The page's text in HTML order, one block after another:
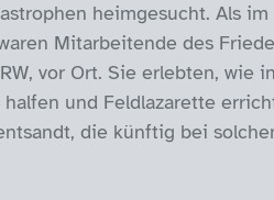
heimgesucht. Als
Mitarbeitende des
vor Ort. Sie erlebten, wie
und Feldlazarette
die künftig bei